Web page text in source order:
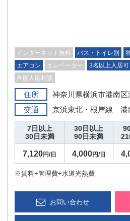
インターネット無料 バス・トイレ別
エアコン
エレベーター 3名以上入居可
外国人応相談
住所
神奈川県横浜市港南
交通
京浜東北・根岸線
7日以上
30日未満
30日以上
90日未満
7,120円/日 4,000円/日
※賃料+管理費+水道光熱費
お問い合わせ